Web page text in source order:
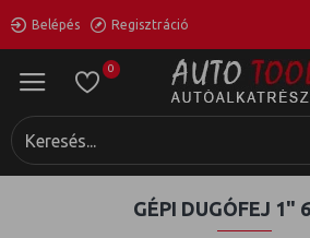
Belépés Regisztráció
0
GÉPI DUGÓFEJ 1"